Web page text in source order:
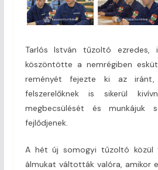
Tarlós István tűzoltó ezredes,
köszöntötte a nemrégiben
reményét fejezte ki az
felszerelőknek is sikerül
megbecsülését és munkájuk
fejlődjenek.
A hét új somogyi tűzoltó közül
álmukat váltották valóra, amikor